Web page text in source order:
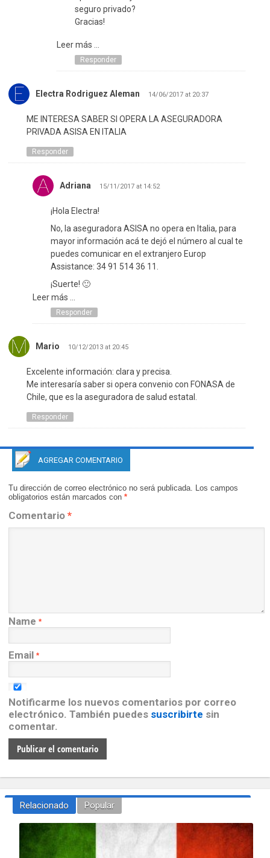
seguro privado?
Gracias!
Leer más ...
Responder
Electra Rodriguez Aleman 14/06/2017 at 20:37
ME INTERESA SABER SI OPERA LA ASEGURADORA
PRIVADA ASISA EN ITALIA
Responder
Adriana 15/11/2017 at 14:52
¡Hola Electra!
No, la aseguradora ASISA no opera en Italia, para
mayor información acá te dejó el número al cual te
puedes comunicar en el extranjero Europ
Assistance: 34 91 514 36 11.
¡Suerte! 🙂
Leer más ...
Responder
Mario 10/12/2013 at 20:45
Excelente información: clara y precisa.
Me interesaría saber si opera convenio con FONASA de
Chile, que es la aseguradora de salud estatal.
Responder
AGREGAR COMENTARIO
Tu dirección de correo electrónico no será publicada. Los campos
obligatorios están marcados con *
Comentario *
Name *
Email *
Notificarme los nuevos comentarios por correo
electrónico. También puedes suscribirte sin
comentar.
Relacionado Popular